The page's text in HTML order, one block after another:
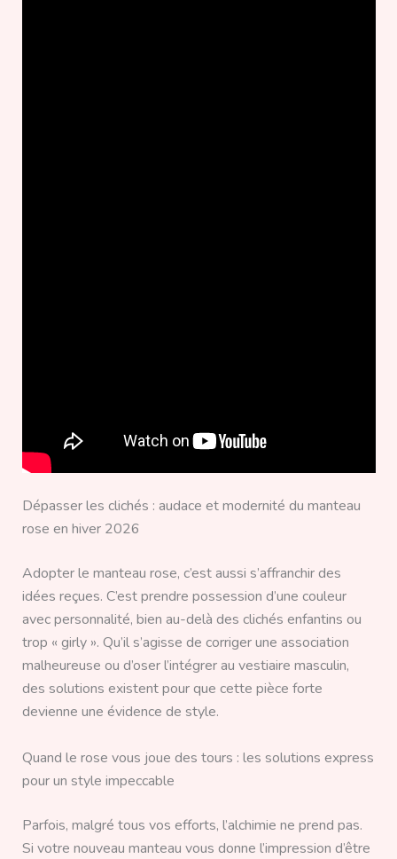
Dépasser les clichés : audace et modernité du manteau
rose en hiver 2026
Adopter le manteau rose, c’est aussi s’affranchir des
idées reçues. C’est prendre possession d’une couleur
avec personnalité, bien au-delà des clichés enfantins ou
trop « girly ». Qu’il s’agisse de corriger une association
malheureuse ou d’oser l’intégrer au vestiaire masculin,
des solutions existent pour que cette pièce forte
devienne une évidence de style.
Quand le rose vous joue des tours : les solutions express
pour un style impeccable
Parfois, malgré tous vos efforts, l’alchimie ne prend pas.
Si votre nouveau manteau vous donne l’impression d’être